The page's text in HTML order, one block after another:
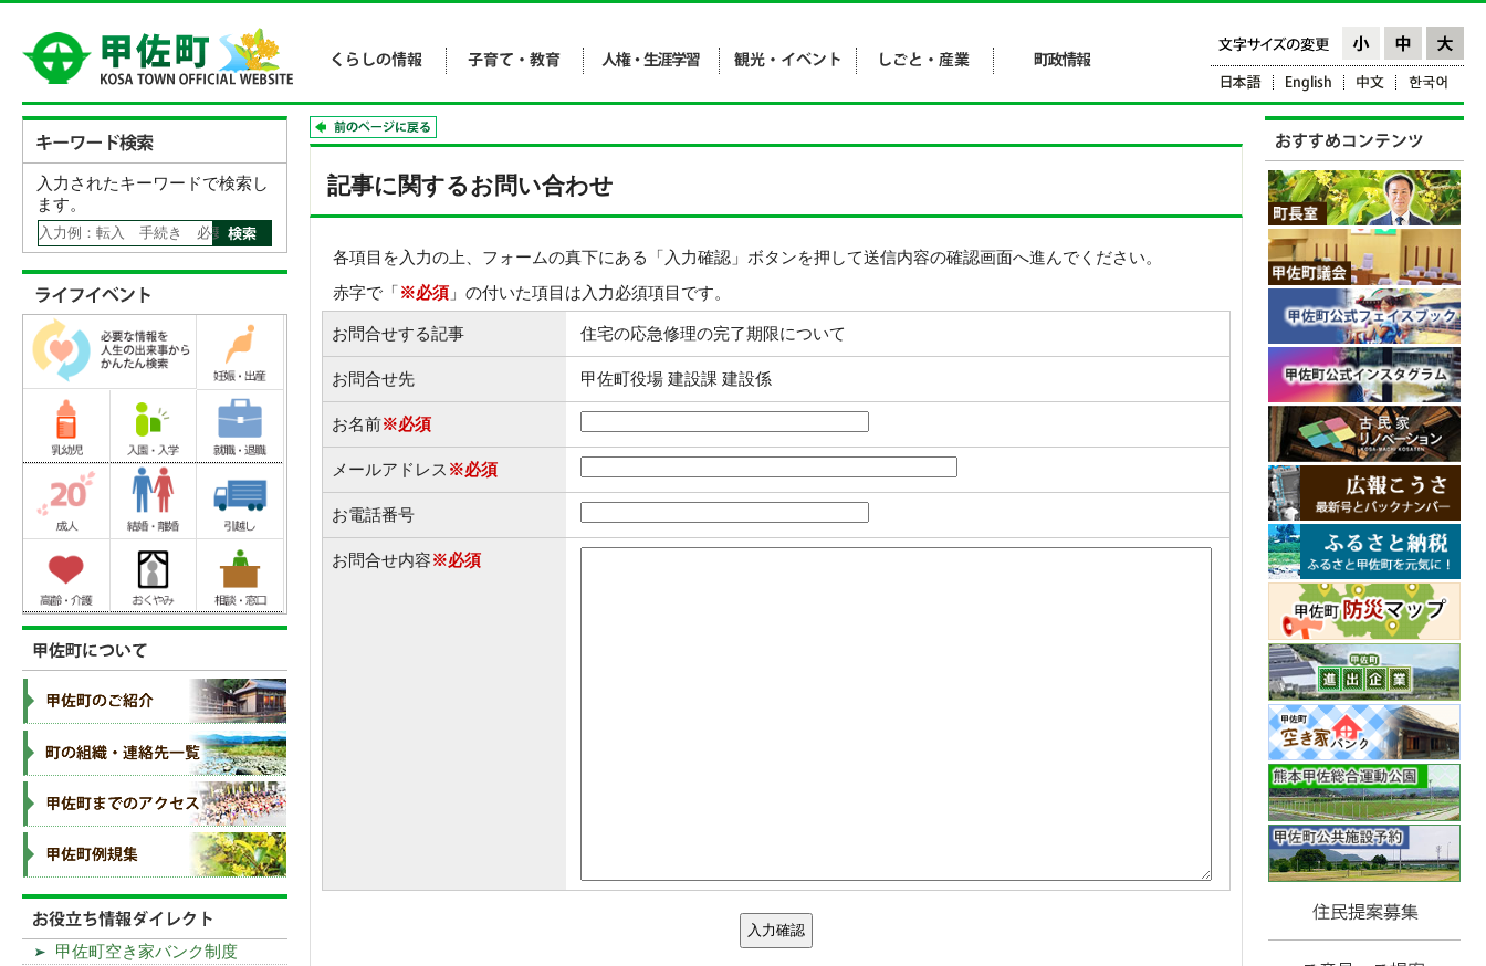
記事に関するお問い合わせ
各項目を入力の上、フォームの真下にある「入力確認」ボタンを押して送信内容の確認画面へ進んでください。
赤字で「※必須 」の付いた項目は入力必須項目です。
お問合せする記事 住宅の応急修理の完了期限について
お問合せ先 甲佐町役場 建設課 建設係
お名前※必須
メールアドレス ※必須
お電話番号
お問合せ内容※必須
入力されたキーワードで検索し
ます。
甲佐町空き家バンク制度